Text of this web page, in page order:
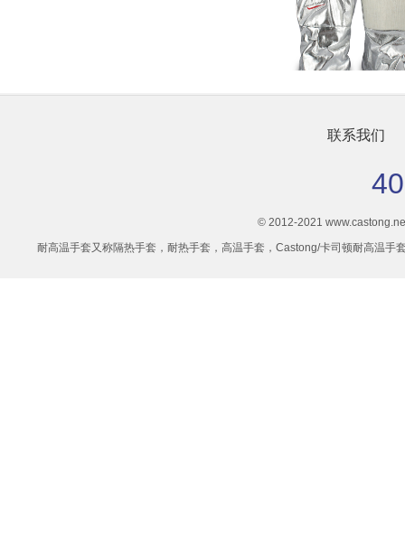
联系我们
© 2012-2021
耐高温手套又称隔热手套，耐热手套，高温手套，Castong/卡司顿耐高温